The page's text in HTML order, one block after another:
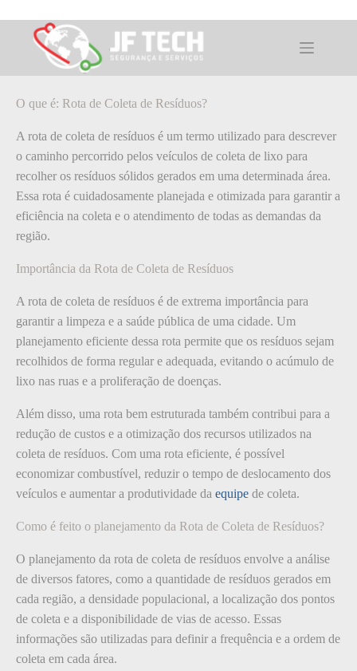
para
conteúdoO que é: Rota de Coleta de Resíduos?
O que é: Rota de Coleta de Resíduos?
A rota de coleta de resíduos é um termo utilizado para descrever
o caminho percorrido pelos veículos de coleta de lixo para
recolher os resíduos sólidos gerados em uma determinada área.
Essa rota é cuidadosamente planejada e otimizada para garantir a
eficiência na coleta e o atendimento de todas as demandas da
região.
Importância da Rota de Coleta de Resíduos
A rota de coleta de resíduos é de extrema importância para
garantir a limpeza e a saúde pública de uma cidade. Um
planejamento eficiente dessa rota permite que os resíduos sejam
recolhidos de forma regular e adequada, evitando o acúmulo de
lixo nas ruas e a proliferação de doenças.
Além disso, uma rota bem estruturada também contribui para a
redução de custos e a otimização dos recursos utilizados na
coleta de resíduos. Com uma rota eficiente, é possível
economizar combustível, reduzir o tempo de deslocamento dos
veículos e aumentar a produtividade da equipe de coleta.
Como é feito o planejamento da Rota de Coleta de Resíduos?
O planejamento da rota de coleta de resíduos envolve a análise
de diversos fatores, como a quantidade de resíduos gerados em
cada região, a densidade populacional, a localização dos pontos
de coleta e a disponibilidade de vias de acesso. Essas
informações são utilizadas para definir a frequência e a ordem de
coleta em cada área.